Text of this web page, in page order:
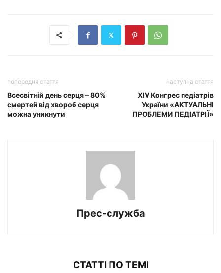
попередня стаття
Всесвітній день серця – 80%
смертей від хвороб серця
можна уникнути
наступна стаття
XIV Конгрес педіатрів
України «АКТУАЛЬНІ
ПРОБЛЕМИ ПЕДІАТРІЇ»
Прес-служба
СТАТТІ ПО ТЕМІ